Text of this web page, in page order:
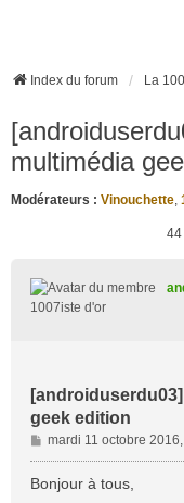
Index du forum La
multimédia
Modérateurs : Vinouchette,
44
1007iste d'or
geek edition
M
e
s
mardi 11 octobre
Bonjour à tous,